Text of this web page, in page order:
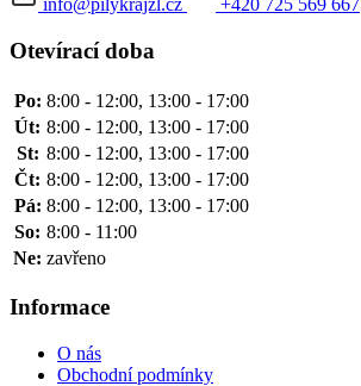
info@pilykrajzl.cz +420 725 569 667
Otevírací doba
Po: 8:00 - 12:00, 13:00 - 17:00
Út: 8:00 - 12:00, 13:00 - 17:00
St: 8:00 - 12:00, 13:00 - 17:00
Čt: 8:00 - 12:00, 13:00 - 17:00
Pá: 8:00 - 12:00, 13:00 - 17:00
So: 8:00 - 11:00
Ne: zavřeno
Informace
O nás
Obchodní podmínky